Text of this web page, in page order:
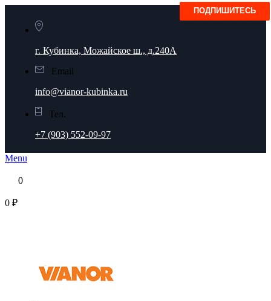
г. Кубинка, Можайское ш., д.240А
Email
info@vianor-kubinka.ru
Тел.
+7 (903) 552-09-97
Menu
0
0 ₽